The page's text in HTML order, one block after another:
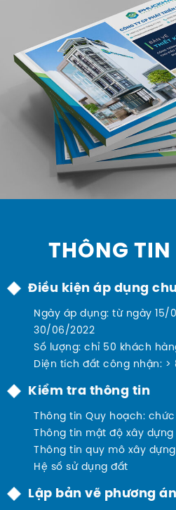
THÔNG TIN
Điều kiện áp dụng
Ngày áp dụng: từ ngày 15/
30/06/2022
Số lượng: chỉ 50 khách
Diện tích đất công nhận: >
Kiểm tra thông tin
Thông tin Quy hoạch:
Thông tin mật độ xây
Thông tin quy mô xây
Hệ số sử dụng đất
Lập bản vẽ phương